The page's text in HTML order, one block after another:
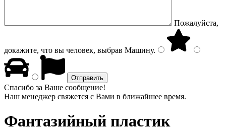
Пожалуйста,
докажите, что вы человек, выбрав Машину.
Спасибо за Ваше сообщение!
Наш менеджер свяжется с Вами в ближайшее время.
Фантазийный пластик